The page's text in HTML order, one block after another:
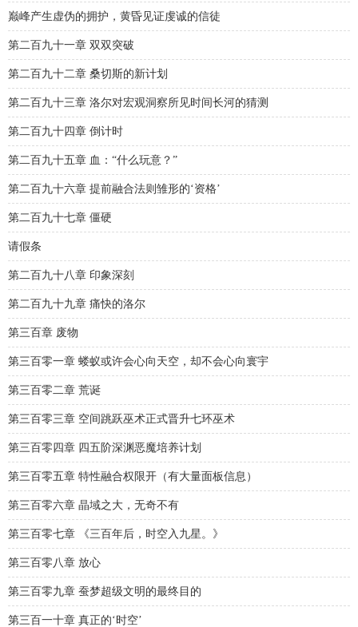
巅峰产生虚伪的拥护，黄昏见证虔诚的信徒
第二百九十一章 双双突破
第二百九十二章 桑切斯的新计划
第二百九十三章 洛尔对宏观洞察所见时间长河的猜测
第二百九十四章 倒计时
第二百九十五章 血：“什么玩意？”
第二百九十六章 提前融合法则雏形的‘资格’
第二百九十七章 僵硬
请假条
第二百九十八章 印象深刻
第二百九十九章 痛快的洛尔
第三百章 废物
第三百零一章 蝼蚁或许会心向天空，却不会心向寰宇
第三百零二章 荒诞
第三百零三章 空间跳跃巫术正式晋升七环巫术
第三百零四章 四五阶深渊恶魔培养计划
第三百零五章 特性融合权限开（有大量面板信息）
第三百零六章 晶域之大，无奇不有
第三百零七章 《三百年后，时空入九星。》
第三百零八章 放心
第三百零九章 蚕梦超级文明的最终目的
第三百一十章 真正的‘时空’